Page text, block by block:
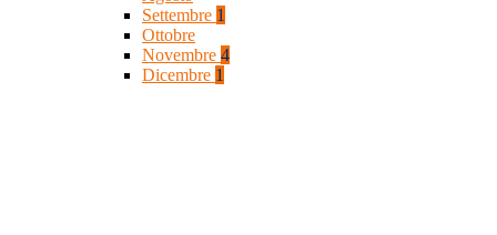
Settembre 1
Ottobre
Novembre 4
Dicembre 1